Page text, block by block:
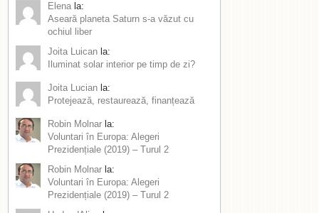
Elena la:
Aseară planeta Saturn s-a văzut cu
ochiul liber
Joita Luican la:
Iluminat solar interior pe timp de zi?
Joita Lucian la:
Protejează, restaurează, finanțează
Robin Molnar la:
Voluntari în Europa: Alegeri
Prezidențiale (2019) – Turul 2
Robin Molnar la:
Voluntari în Europa: Alegeri
Prezidențiale (2019) – Turul 2